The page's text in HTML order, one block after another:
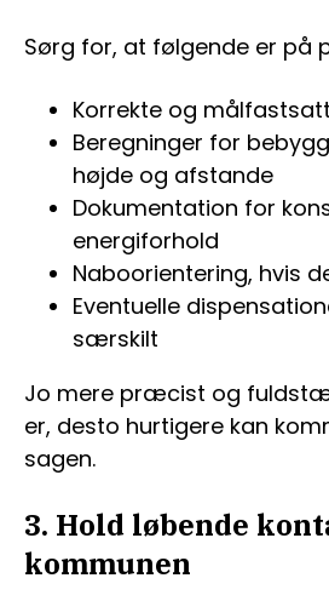
Sørg for, at følgende er på
Korrekte og
Beregninger for
højde og afstande
Dokumentation for
energiforhold
Naboorientering, hvis
Eventuelle
særskilt
Jo mere præcist og
er, desto hurtigere kan
sagen.
3. Hold løbende
kommunen